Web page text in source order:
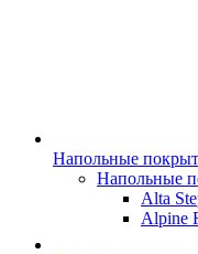
Напольные
Напольные
Alta
Alpine